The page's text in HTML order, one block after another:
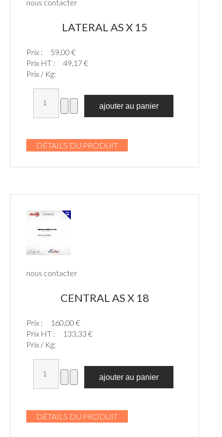
nous contacter
LATERAL AS X 15
Prix :
59,00 €
Prix HT :
49,17 €
Prix / Kg:
DÉTAILS DU PRODUIT
nous contacter
CENTRAL AS X 18
Prix :
160,00 €
Prix HT :
133,33 €
Prix / Kg:
DÉTAILS DU PRODUIT